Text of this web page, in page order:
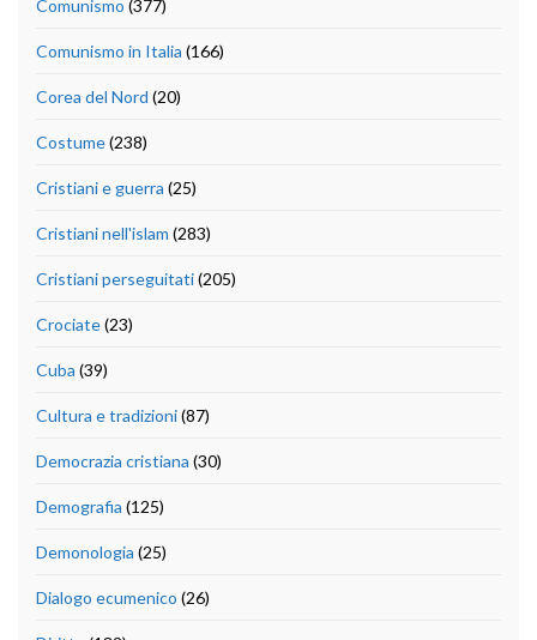
Comunismo (377)
Comunismo in Italia (166)
Corea del Nord (20)
Costume(238)
Cristiani e guerra (25)
Cristiani nell'islam (283)
Cristiani perseguitati(205)
Crociate(23)
Cuba (39)
Cultura e tradizioni(87)
Democrazia cristiana (30)
Demografia (125)
Demonologia (25)
Dialogo ecumenico (26)